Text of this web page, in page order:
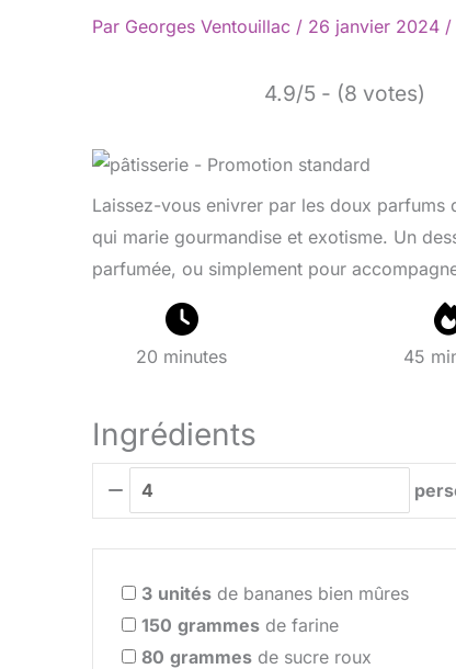
Par Georges Ventouillac / 26 janvier 2024 /
4.9/5 - (8 votes)
Laissez-vous enivrer par les doux parfums
qui marie gourmandise et exotisme. Un
parfumée, ou simplement pour
20 minutes 45
Ingrédients
3 unités de bananes bien mûres
150 grammes de farine
80 grammes de sucre roux